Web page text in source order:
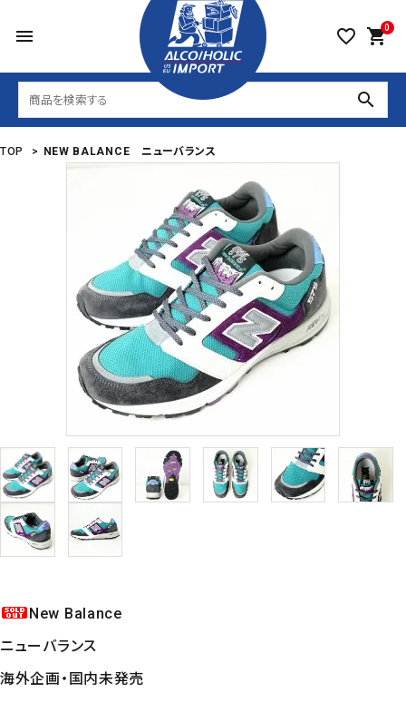
menu favorite_border 0
shopping_cart
search
TOP > NEW BALANCE ニューバランス
New Balance
ニューバランス
海外企画・国内未発売